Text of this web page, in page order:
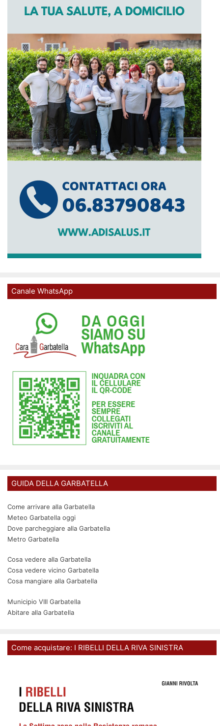
Canale WhatsApp
GUIDA DELLA GARBATELLA
Come arrivare alla Garbatella
Meteo Garbatella oggi
Dove parcheggiare alla Garbatella
Metro Garbatella
Cosa vedere alla Garbatella
Cosa vedere vicino Garbatella
Cosa mangiare alla Garbatella
Municipio VIII Garbatella
Abitare alla Garbatella
Come acquistare: I RIBELLI DELLA RIVA SINISTRA